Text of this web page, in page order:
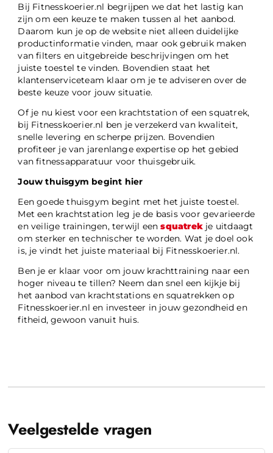
Bij Fitnesskoerier.nl begrijpen we dat het lastig kan
zijn om een keuze te maken tussen al het aanbod.
Daarom kun je op de website niet alleen duidelijke
productinformatie vinden, maar ook gebruik maken
van filters en uitgebreide beschrijvingen om het
juiste toestel te vinden. Bovendien staat het
klantenserviceteam klaar om je te adviseren over de
beste keuze voor jouw situatie.
Of je nu kiest voor een krachtstation of een squatrek,
bij Fitnesskoerier.nl ben je verzekerd van kwaliteit,
snelle levering en scherpe prijzen. Bovendien
profiteer je van jarenlange expertise op het gebied
van fitnessapparatuur voor thuisgebruik.
Jouw thuisgym begint hier
Een goede thuisgym begint met het juiste toestel.
Met een krachtstation leg je de basis voor gevarieerde
en veilige trainingen, terwijl eensquatrek je uitdaagt
om sterker en technischer te worden. Wat je doel ook
is, je vindt het juiste materiaal bij Fitnesskoerier.nl.
Ben je er klaar voor om jouw krachttraining naar een
hoger niveau te tillen? Neem dan snel een kijkje bij
het aanbod van krachtstations en squatrekken op
Fitnesskoerier.nl en investeer in jouw gezondheid en
fitheid, gewoon vanuit huis.
Veelgestelde vragen